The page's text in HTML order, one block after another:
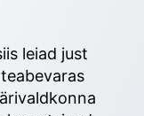
leiad just